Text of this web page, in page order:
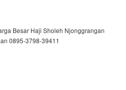
Besar Haji Sholeh Njonggrangan
0895-3798-39411